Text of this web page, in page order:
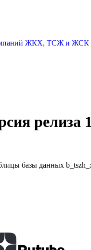
ЖКХ, ТСЖ и ЖСК
релиза
базы данных